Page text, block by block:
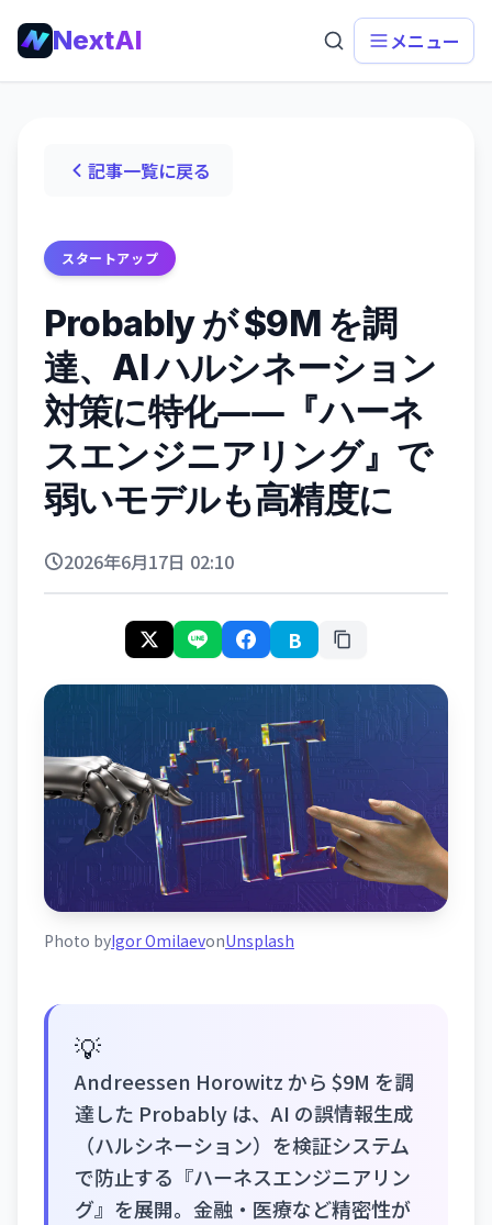
NextAI メニュー
記事一覧に戻る
スタートアップ
Probably が $9M を調
達、AI ハルシネーション
対策に特化――『ハーネ
スエンジニアリング』で
弱いモデルも高精度に
2026年6月17日 02:10
B
Photo byIgor OmilaevonUnsplash
💡
Andreessen Horowitz から $9M を調
達した Probably は、AI の誤情報生成
（ハルシネーション）を検証システム
で防止する『ハーネスエンジニアリン
グ』を展開。金融・医療など精密性が